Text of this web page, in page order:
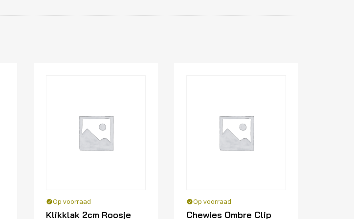
Op voorraad
Klikklak 2cm Roosje
Op voorraad
Chewies Ombre Clip